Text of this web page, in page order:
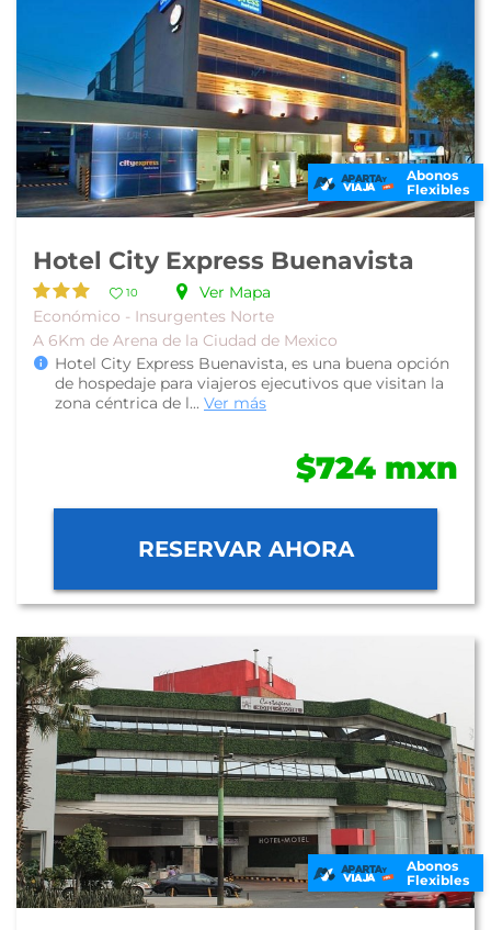
Abonos
Flexibles
Hotel City Express Buenavista
10
Ver Mapa
Económico - Insurgentes Norte
A 6Km de Arena de la Ciudad de Mexico
Hotel City Express Buenavista, es una buena opción
de hospedaje para viajeros ejecutivos que visitan la
zona céntrica de l... Ver más
$724 mxn
RESERVAR AHORA
Abonos
Flexibles